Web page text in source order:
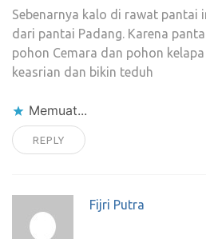
Sebenarnya kalo di rawat pantai
dari pantai Padang. Karena
pohon Cemara dan pohon
keasrian dan bikin teduh
Memuat...
REPLY
Fijri Putra